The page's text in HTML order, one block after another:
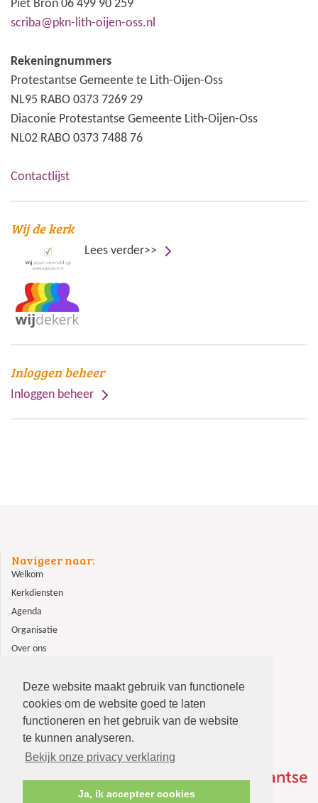
Deze website maakt gebruik van functionele
cookies om de website goed te laten
functioneren en het gebruik van de website
te kunnen analyseren.
Bekijk onze privacy verklaring
Ja, ik accepteer cookies
Piet Bron 06 499 90 259
scriba@pkn-lith-oijen-oss.nl
Rekeningnummers
Protestantse Gemeente te Lith-Oijen-Oss
NL95 RABO 0373 7269 29
Diaconie Protestantse Gemeente Lith-Oijen-Oss
NL02 RABO 0373 7488 76
Contactlijst
Wij de kerk
Lees verder>>
Inloggen beheer
Inloggen beheer
Navigeer naar:
Welkom
Kerkdiensten
Agenda
Organisatie
Over ons
Contact